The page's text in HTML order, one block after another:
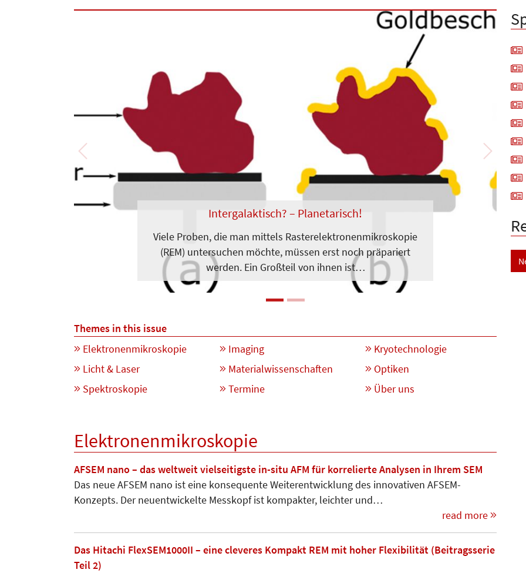
Intergalaktisch? – Planetarisch!
Viele Proben, die man mittels Rasterelektronenmikroskopie
(REM) untersuchen möchte, müssen erst noch präpariert
werden. Ein Großteil von ihnen ist…
Previous Next
Themes in this issue
Elektronenmikroskopie
Imaging
Kryotechnologie
Licht & Laser
Materialwissenschaften
Optiken
Spektroskopie
Termine Über uns
Elektronenmikroskopie
AFSEM nano – das weltweit vielseitigste in-situ AFM für korrelierte Analysen in Ihrem SEM
Das neue AFSEM nano ist eine konsequente Weiterentwicklung des innovativen AFSEM-
Konzepts. Der neuentwickelte Messkopf ist kompakter, leichter und…
read more
Das Hitachi FlexSEM1000II – eine cleveres Kompakt REM mit hoher Flexibilität (Beitragsserie
Teil 2)